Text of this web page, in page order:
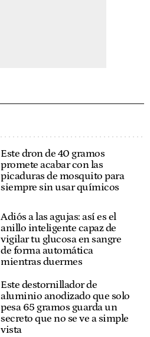
Este dron de 40 gramos
promete acabar con las
picaduras de mosquito para
siempre sin usar químicos
Adiós a las agujas: así es el
anillo inteligente capaz de
vigilar tu glucosa en sangre
de forma automática
mientras duermes
Este destornillador de
aluminio anodizado que solo
pesa 65 gramos guarda un
secreto que no se ve a simple
vista